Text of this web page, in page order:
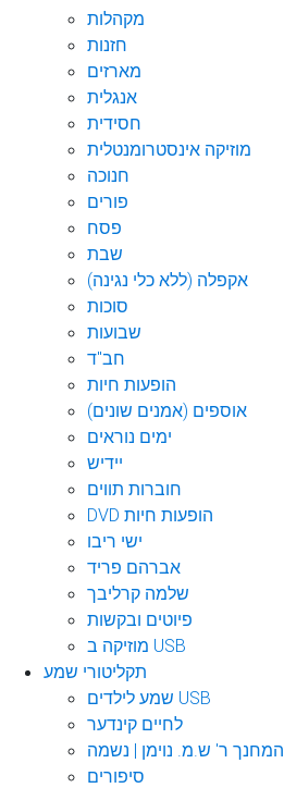
מקהלות
חזנות
מארזים
אנגלית
חסידית
מוזיקה אינסטרומנטלית
חנוכה
פורים
פסח
שבת
אקפלה (ללא כלי נגינה)
סוכות
שבועות
חב"ד
הופעות חיות
אוספים (אמנים שונים)
ימים נוראים
יידיש
חוברות תווים
DVD הופעות חיות
ישי ריבו
אברהם פריד
שלמה קרליבך
פיוטים ובקשות
מוזיקה ב USB
תקליטורי שמע
שמע לילדים USB
לחיים קינדער
המחנך ר' ש.מ. נוימן | נשמה
סיפורים